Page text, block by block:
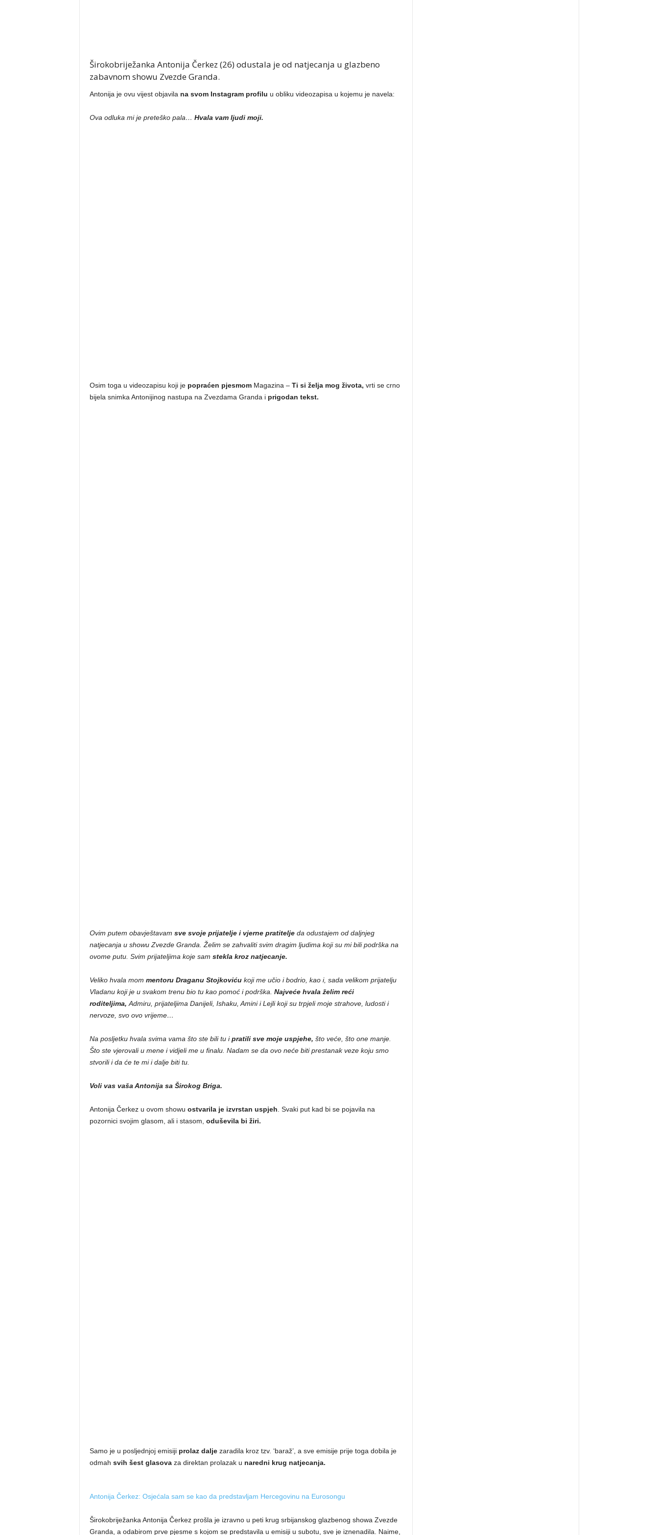
Širokobriježanka Antonija Čerkez (26) odustala je od natjecanja u glazbeno
zabavnom showu Zvezde Granda.
Antonija je ovu vijest objavila na svom Instagram profilu u obliku videozapisa u kojemu je navela:
Ova odluka mi je preteško pala… Hvala vam ljudi moji.
Osim toga u videozapisu koji je popraćen pjesmomMagazina – Ti si želja mog života, vrti se crno
bijela snimka Antonijinog nastupa na Zvezdama Granda i prigodan tekst.
Ovim putem obavještavam sve svoje prijatelje i vjerne pratiteljeda odustajem od daljnjeg
natjecanja u showu Zvezde Granda. Želim se zahvaliti svim dragim ljudima koji su mi bili podrška na
ovome putu. Svim prijateljima koje sam stekla kroz natjecanje.
Veliko hvala mom mentoru Draganu Stojkovićukoji me učio i bodrio, kao i, sada velikom prijatelju
Vladanu koji je u svakom trenu bio tu kao pomoć i podrška. Najveće hvala želim reći
roditeljima, Admiru, prijateljima Danijeli, Ishaku, Amini i Lejli koji su trpjeli moje strahove, ludosti i
nervoze, svo ovo vrijeme…
Na posljetku hvala svima vama što ste bili tu ipratili sve moje uspjehe, što veće, što one manje.
Što ste vjerovali u mene i vidjeli me u finalu. Nadam se da ovo neće biti prestanak veze koju smo
stvorili i da će te mi i dalje biti tu.
Voli vas vaša Antonija sa Širokog Briga.
Antonija Čerkez u ovom showu ostvarila je izvrstan uspjeh . Svaki put kad bi se pojavila na
pozornici svojim glasom, ali i stasom, oduševila bi žiri.
Samo je u posljednjoj emisiji prolaz daljezaradila kroz tzv. ‘baraž’, a sve emisije prije toga dobila je
odmah svih šest glasovaza direktan prolazak u naredni krug natjecanja.
Antonija Čerkez: Osjećala sam se kao da predstavljam Hercegovinu na Eurosongu
Širokobriježanka Antonija Čerkez prošla je izravno u peti krug srbijanskog glazbenog showa Zvezde
Granda, a odabirom prve pjesme s kojom se predstavila u emisiji u subotu, sve je iznenadila. Naime,